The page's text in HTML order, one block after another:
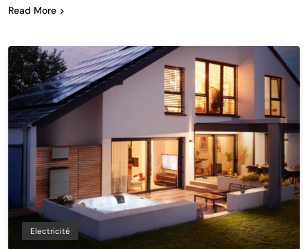
Read More
Electricité